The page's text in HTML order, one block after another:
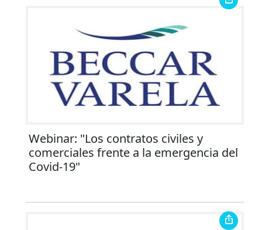
Webinar: "Los contratos civiles y
comerciales frente a la emergencia del
Covid-19"